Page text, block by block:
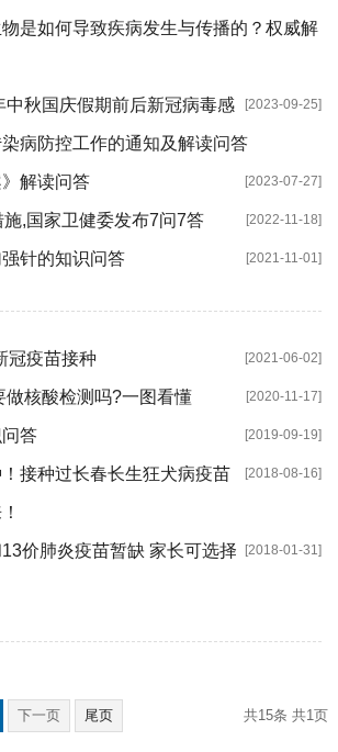
是如何导致疾病发生与传播的？权威解
[2023-09-25]
中秋国庆假期前后新冠病毒感
病防控工作的通知及解读问答
[2023-07-27]
》解读问答
[2022-11-18]
,国家卫健委发布7问7答
[2021-11-01]
针的知识问答
[2021-06-02]
冠疫苗接种
[2020-11-17]
做核酸检测吗?一图看懂
[2019-09-19]
答
[2018-08-16]
接种过长春长生狂犬病疫苗
[2018-01-31]
价肺炎疫苗暂缺 家长可选择
下一页 尾页 共1页
共15条